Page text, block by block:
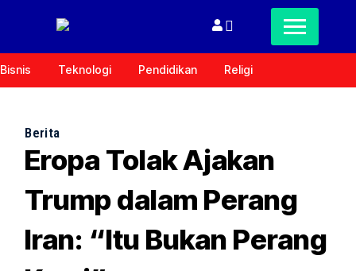
Bisnis Teknologi Pendidikan Religi
Berita
Eropa Tolak Ajakan
Trump dalam Perang
Iran: “Itu Bukan Perang